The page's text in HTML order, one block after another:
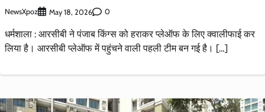
NewsXpoz May 18, 2026 0
धर्मशाला : आरसीबी ने पंजाब किंग्स को हराकर प्लेऑफ के लिए क्वालीफाई कर
लिया है। आरसीबी प्लेऑफ में पहुंचने वाली पहली टीम बन गई है। […]